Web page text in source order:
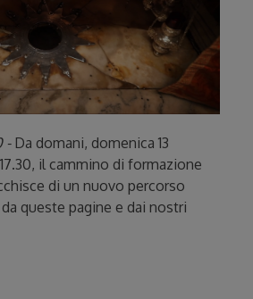
- Da domani, domenica 13
il cammino di formazione
di un nuovo percorso
queste pagine e dai nostri